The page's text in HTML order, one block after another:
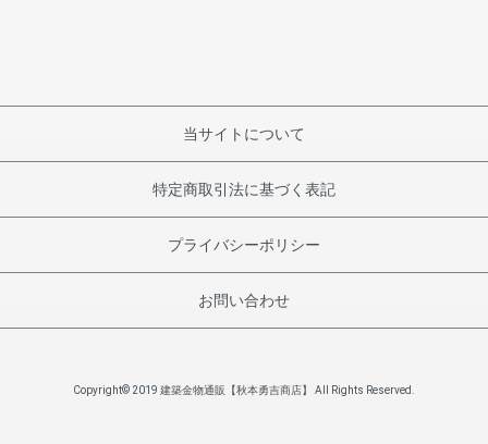
当サイトについて
特定商取引法に基づく表記
プライバシーポリシー
お問い合わせ
Copyright© 2019 建築金物通販【秋本勇吉商店】 All Rights Reserved.